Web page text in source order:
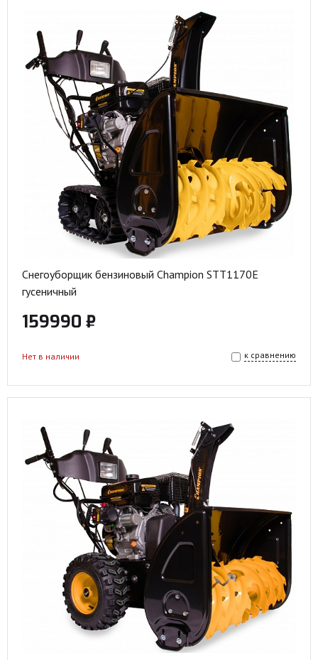
Снегоуборщик бензиновый Champion STT1170E
гусеничный
159990 ₽
к сравнению
Нет в наличии